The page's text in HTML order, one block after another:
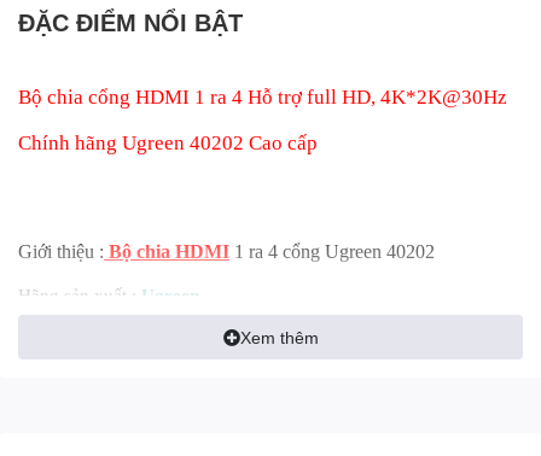
ĐẶC ĐIỂM NỔI BẬT
Bộ chia cổng HDMI 1 ra 4 Hỗ trợ full HD, 4K*2K@30Hz
Chính hãng Ugreen 40202 Cao cấp
Giới thiệu : Bộ chia HDMI 1 ra 4 cổng Ugreen 40202
Hãng sản xuất : Ugreen
1.4, 3D,HDCPcompliant, hỗ trợ đầu vào
Xem thêm